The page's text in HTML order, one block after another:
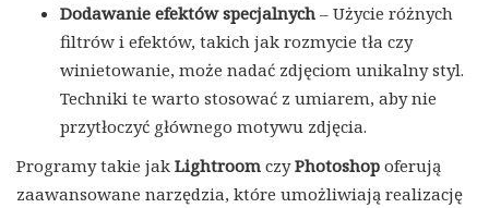
Dodawanie efektów specjalnych – Użycie różnych
filtrów i efektów, takich jak rozmycie tła czy
winietowanie, może nadać zdjęciom unikalny styl.
Techniki te warto stosować z umiarem, aby nie
przytłoczyć głównego motywu zdjęcia.
Programy takie jak Lightroom czyPhotoshop oferują
zaawansowane narzędzia, które umożliwiają realizację